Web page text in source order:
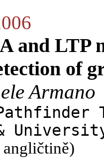
and LTP
of
Armano